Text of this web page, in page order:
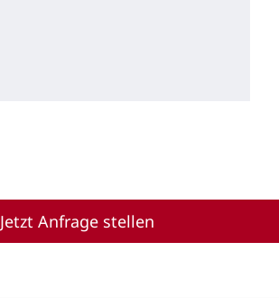
Jetzt Anfrage stellen